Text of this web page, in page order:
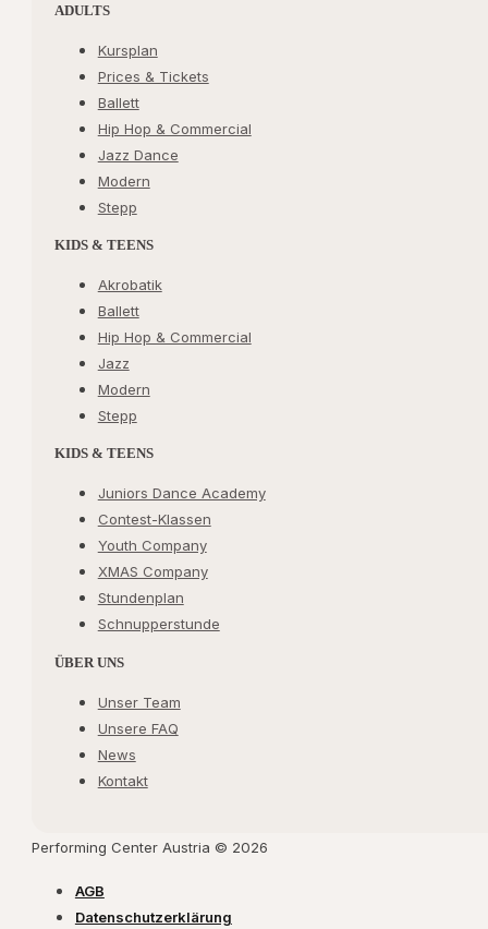
ADULTS
Kursplan
Prices & Tickets
Ballett
Hip Hop & Commercial
Jazz Dance
Modern
Stepp
KIDS & TEENS
Akrobatik
Ballett
Hip Hop & Commercial
Jazz
Modern
Stepp
KIDS & TEENS
Juniors Dance Academy
Contest-Klassen
Youth Company
XMAS Company
Stundenplan
Schnupperstunde
ÜBER UNS
Unser Team
Unsere FAQ
News
Kontakt
Performing Center Austria © 2026
AGB
Datenschutzerklärung